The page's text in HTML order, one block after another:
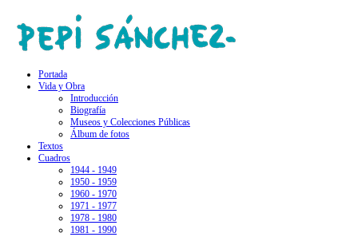
Portada
Vida y Obra
Introducción
Biografía
Museos y Colecciones Públicas
Álbum de fotos
Textos
Cuadros
1944 - 1949
1950 - 1959
1960 - 1970
1971 - 1977
1978 - 1980
1981 - 1990